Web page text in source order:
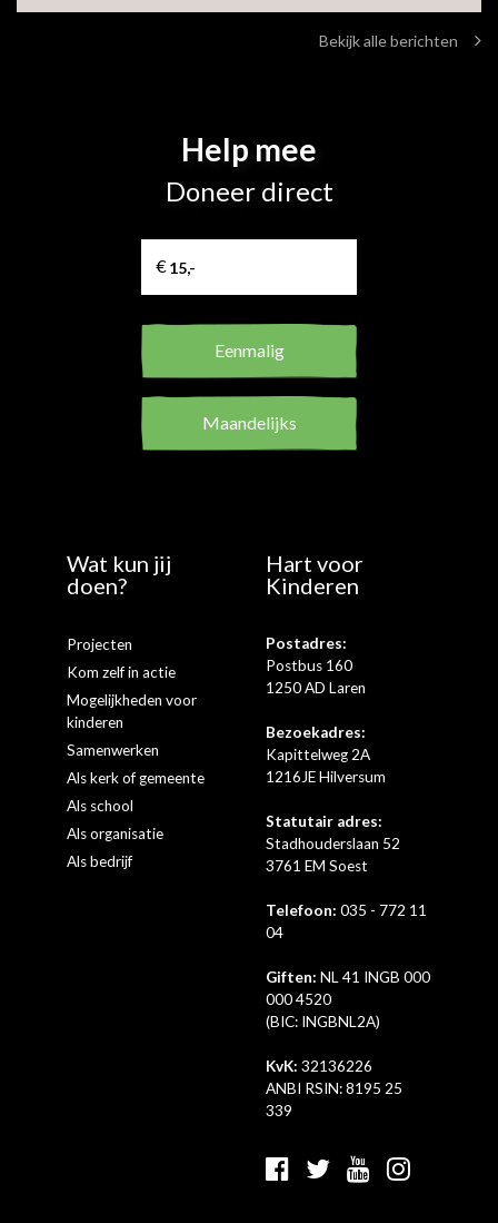
Bekijk alle berichten
Help mee
Doneer direct
Eenmalig
Maandelijks
Wat kun jij
doen?
Projecten
Kom zelf in actie
Mogelijkheden voor
kinderen
Samenwerken
Als kerk of gemeente
Als school
Als organisatie
Als bedrijf
Hart voor
Kinderen
Postadres:
Postbus 160
1250 AD Laren
Bezoekadres:
Kapittelweg 2A
1216JE Hilversum
Statutair adres:
Stadhouderslaan 52
3761 EM Soest
Telefoon: 035 - 772 11
04
Giften: NL 41 INGB 000
000 4520
(BIC: INGBNL2A)
KvK: 32136226
ANBI RSIN: 8195 25
339